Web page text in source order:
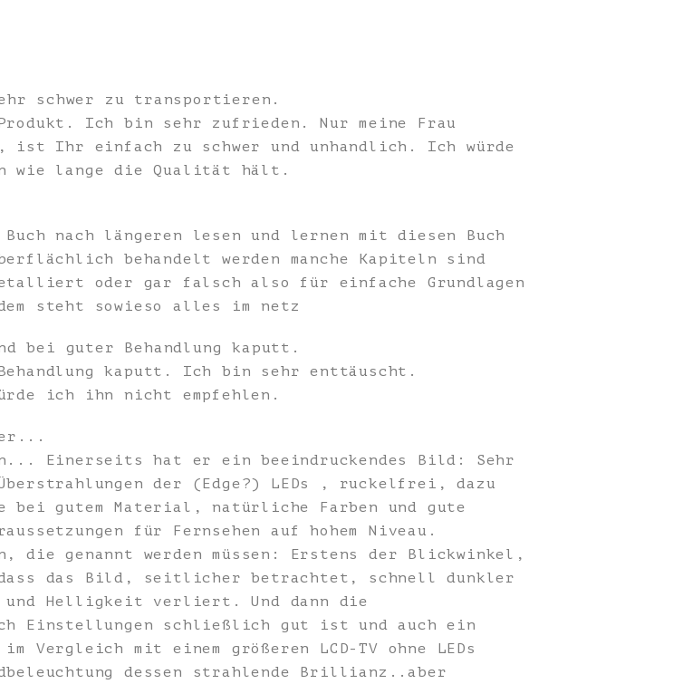
schwer zu transportieren.
Ich bin sehr zufrieden. Nur meine Frau
ist Ihr einfach zu schwer und unhandlich. Ich würde
wie lange die Qualität hält.
nach längeren lesen und lernen mit diesen Buch
behandelt werden manche Kapiteln sind
oder gar falsch also für einfache Grundlagen
steht sowieso alles im netz
bei guter Behandlung kaputt.
kaputt. Ich bin sehr enttäuscht.
ich ihn nicht empfehlen.
Einerseits hat er ein beeindruckendes Bild: Sehr
der (Edge?) LEDs , ruckelfrei, dazu
bei gutem Material, natürliche Farben und gute
für Fernsehen auf hohem Niveau.
die genannt werden müssen: Erstens der Blickwinkel,
das Bild, seitlicher betrachtet, schnell dunkler
Helligkeit verliert. Und dann die
Einstellungen schließlich gut ist und auch ein
mit einem größeren LCD-TV ohne LEDs
dessen strahlende Brillianz..aber